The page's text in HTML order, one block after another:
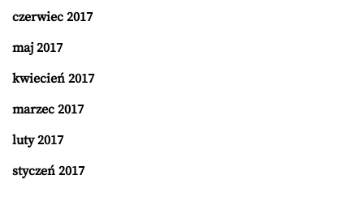
czerwiec 2017
maj 2017
kwiecień 2017
marzec 2017
luty 2017
styczeń 2017